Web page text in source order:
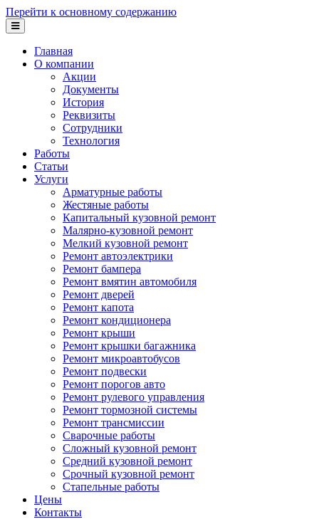
Перейти к основному содержанию
Главная
О компании
Акции
Документы
История
Реквизиты
Сотрудники
Технология
Работы
Статьи
Услуги
Арматурные работы
Жестяные работы
Капитальный кузовной ремонт
Малярно-кузовной ремонт
Мелкий кузовной ремонт
Ремонт автоэлектрики
Ремонт бампера
Ремонт вмятин автомобиля
Ремонт дверей
Ремонт капота
Ремонт кондиционера
Ремонт крыши
Ремонт крышки багажника
Ремонт микроавтобусов
Ремонт подвески
Ремонт порогов авто
Ремонт рулевого управления
Ремонт тормозной системы
Ремонт трансмиссии
Сварочные работы
Сложный кузовной ремонт
Средний кузовной ремонт
Срочный кузовной ремонт
Стапельные работы
Цены
Контакты